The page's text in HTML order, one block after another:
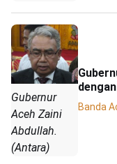
Gubernur
Aceh Zaini
Abdullah.
(Antara)
Banda